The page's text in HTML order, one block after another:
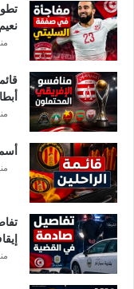
منذ 17
منذ
منذ
منذ